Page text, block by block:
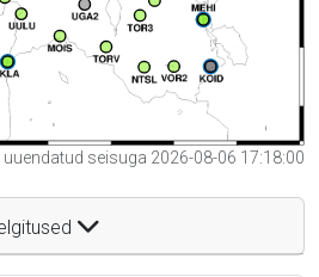
seisuga 2026-08-06 17:18:00